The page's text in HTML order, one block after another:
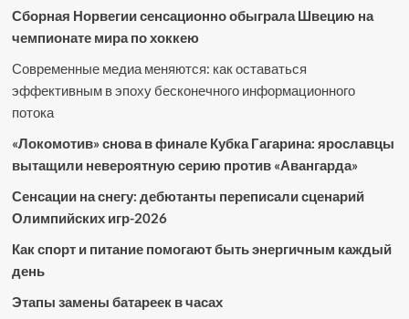
Сборная Норвегии сенсационно обыграла Швецию на
чемпионате мира по хоккею
Современные медиа меняются: как оставаться
эффективным в эпоху бесконечного информационного
потока
«Локомотив» снова в финале Кубка Гагарина: ярославцы
вытащили невероятную серию против «Авангарда»
Сенсации на снегу: дебютанты переписали сценарий
Олимпийских игр-2026
Как спорт и питание помогают быть энергичным каждый
день
Этапы замены батареек в часах